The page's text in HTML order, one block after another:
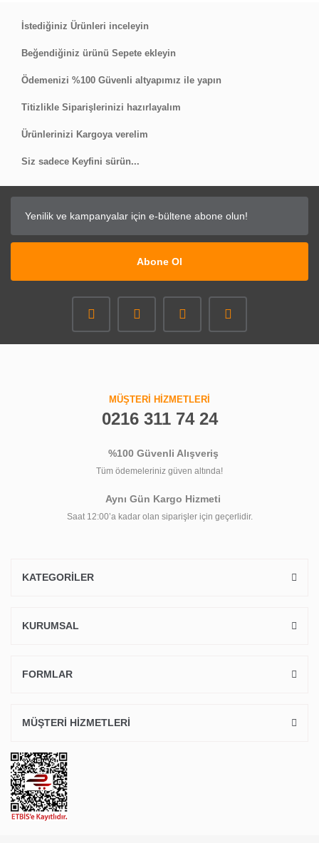
İstediğiniz Ürünleri inceleyin
Beğendiğiniz ürünü Sepete ekleyin
Ödemenizi %100 Güvenli altyapımız ile yapın
Titizlikle Siparişlerinizi hazırlayalım
Ürünlerinizi Kargoya verelim
Siz sadece Keyfini sürün...
Abone Ol
MÜŞTERİ HİZMETLERİ
0216 311 74 24
%100 Güvenli Alışveriş
Tüm ödemeleriniz güven altında!
Aynı Gün Kargo Hizmeti
Saat 12:00’a kadar olan siparişler için geçerlidir.
KATEGORİLER
KURUMSAL
FORMLAR
MÜŞTERİ HİZMETLERİ